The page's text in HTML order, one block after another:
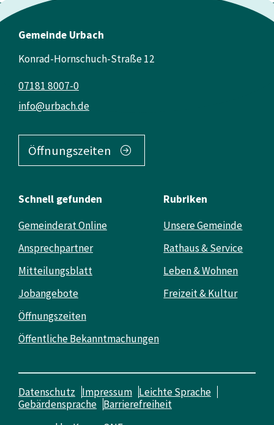
Gemeinde Urbach
Konrad-Hornschuch-Straße 12
info@urbach.de
07181 8007-0
Öffnungszeiten
Schnell gefunden
Gemeinderat Online
Ansprechpartner
Mitteilungsblatt
Jobangebote
Öffnungszeiten
Öffentliche Bekanntmachungen
Rubriken
Unsere Gemeinde
Rathaus & Service
Leben & Wohnen
Freizeit & Kultur
Datenschutz Impressum Leichte Sprache
Gebärdensprache Barrierefreiheit